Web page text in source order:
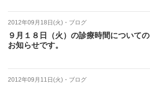
2012年09月18日(火) ・ ブログ
９月１８日（火）の診療時間についての
お知らせです。
2012年09月11日(火) ・ ブログ